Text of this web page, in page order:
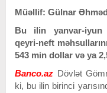
Müəllif: Gülnar
Bu ilin yanvar-iyun
qeyri-neft
543 min dollar və ya
Banco.az Dövlət
ki, bu ilin birinci